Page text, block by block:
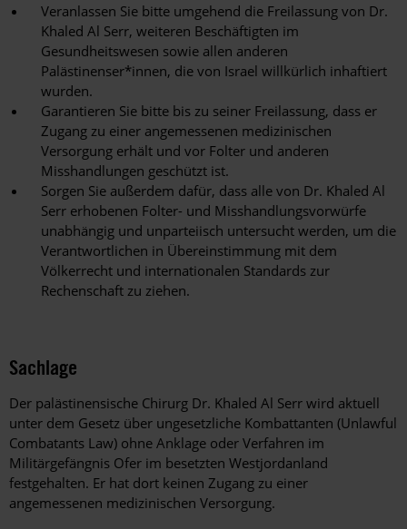
Veranlassen Sie bitte umgehend die Freilassung von Dr.
Khaled Al Serr, weiteren Beschäftigten im
Gesundheitswesen sowie allen anderen
Palästinenser*innen, die von Israel willkürlich inhaftiert
wurden.
Garantieren Sie bitte bis zu seiner Freilassung, dass er
Zugang zu einer angemessenen medizinischen
Versorgung erhält und vor Folter und anderen
Misshandlungen geschützt ist.
Sorgen Sie außerdem dafür, dass alle von Dr. Khaled Al
Serr erhobenen Folter- und Misshandlungsvorwürfe
unabhängig und unparteiisch untersucht werden, um die
Verantwortlichen in Übereinstimmung mit dem
Völkerrecht und internationalen Standards zur
Rechenschaft zu ziehen.
Sachlage
Der palästinensische Chirurg Dr. Khaled Al Serr wird aktuell
unter dem Gesetz über ungesetzliche Kombattanten (Unlawful
Combatants Law) ohne Anklage oder Verfahren im
Militärgefängnis Ofer im besetzten Westjordanland
festgehalten. Er hat dort keinen Zugang zu einer
angemessenen medizinischen Versorgung.